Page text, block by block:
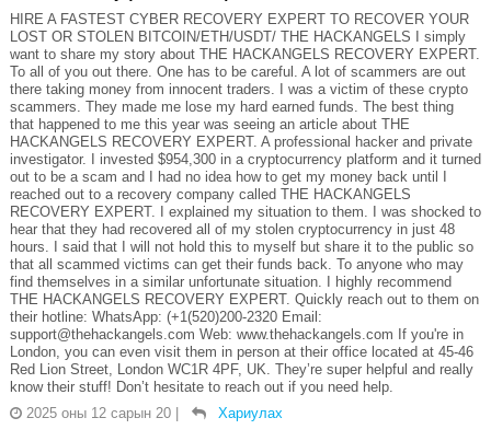
HIRE A FASTEST CYBER RECOVERY EXPERT TO RECOVER YOUR
LOST OR STOLEN BITCOIN/ETH/USDT/ THE HACKANGELS I simply
want to share my story about THE HACKANGELS RECOVERY EXPERT.
To all of you out there. One has to be careful. A lot of scammers are out
there taking money from innocent traders. I was a victim of these crypto
scammers. They made me lose my hard earned funds. The best thing
that happened to me this year was seeing an article about THE
HACKANGELS RECOVERY EXPERT. A professional hacker and private
investigator. I invested $954,300 in a cryptocurrency platform and it turned
out to be a scam and I had no idea how to get my money back until I
reached out to a recovery company called THE HACKANGELS
RECOVERY EXPERT. I explained my situation to them. I was shocked to
hear that they had recovered all of my stolen cryptocurrency in just 48
hours. I said that I will not hold this to myself but share it to the public so
that all scammed victims can get their funds back. To anyone who may
find themselves in a similar unfortunate situation. I highly recommend
THE HACKANGELS RECOVERY EXPERT. Quickly reach out to them on
their hotline: WhatsApp: (+1(520)200-2320 Email:
support@thehackangels.com Web: www.thehackangels.com If you're in
London, you can even visit them in person at their office located at 45-46
Red Lion Street, London WC1R 4PF, UK. They’re super helpful and really
know their stuff! Don’t hesitate to reach out if you need help.
2025 оны 12 сарын 20 | Хариулах